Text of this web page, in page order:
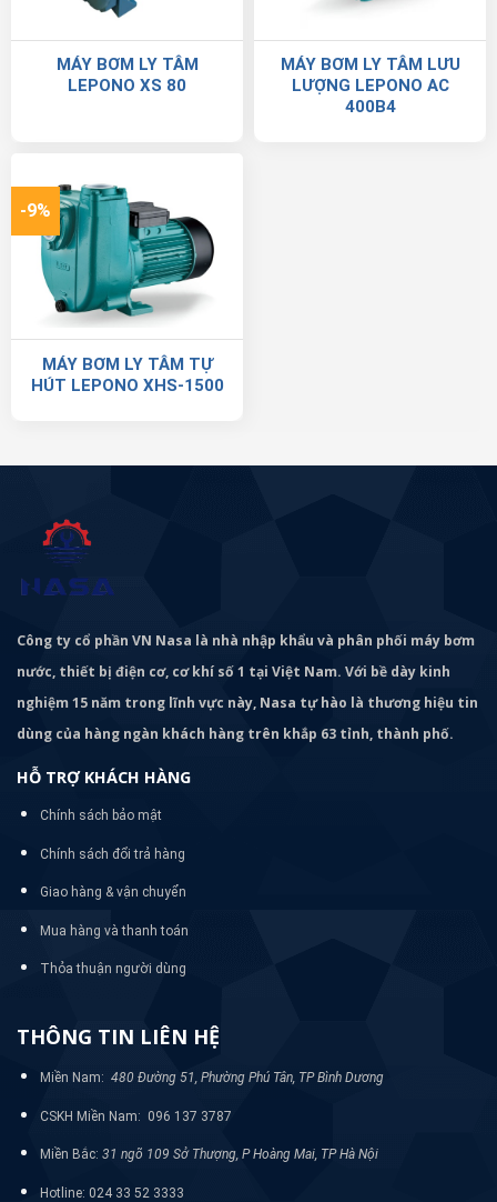
MÁY BƠM LY TÂM
LEPONO XS 80
MÁY BƠM LY TÂM LƯU
LƯỢNG LEPONO AC
400B4
-9%
MÁY BƠM LY TÂM TỰ
HÚT LEPONO XHS-1500
Công ty cổ phần VN Nasa là nhà nhập khẩu và phân phối máy bơm
nước, thiết bị điện cơ, cơ khí số 1 tại Việt Nam. Với bề dày kinh
nghiệm 15 năm trong lĩnh vực này, Nasa tự hào là thương hiệu tin
dùng của hàng ngàn khách hàng trên khắp 63 tỉnh, thành phố.
HỖ TRỢ KHÁCH HÀNG
Chính sách bảo mật
Chính sách đổi trả hàng
Giao hàng & vận chuyển
Mua hàng và thanh toán
Thỏa thuận người dùng
THÔNG TIN LIÊN HỆ
Miền Nam: 480 Đường 51, Phường Phú Tân, TP Bình Dương
CSKH Miền Nam: 096 137 3787
Miền Bắc: 31 ngõ 109 Sở Thượng, P Hoàng Mai, TP Hà Nội
Hotline: 024 33 52 3333